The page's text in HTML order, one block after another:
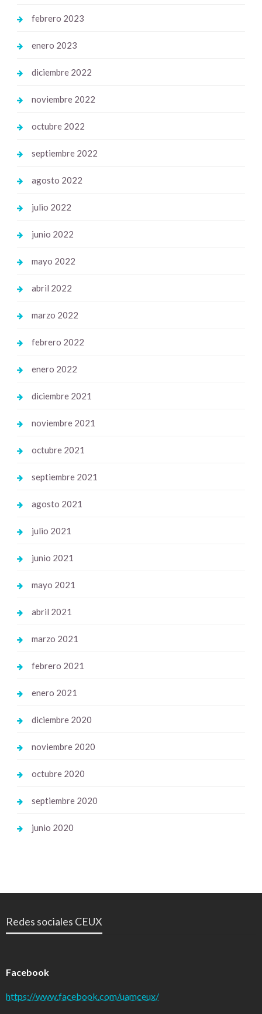
febrero 2023
enero 2023
diciembre 2022
noviembre 2022
octubre 2022
septiembre 2022
agosto 2022
julio 2022
junio 2022
mayo 2022
abril 2022
marzo 2022
febrero 2022
enero 2022
diciembre 2021
noviembre 2021
octubre 2021
septiembre 2021
agosto 2021
julio 2021
junio 2021
mayo 2021
abril 2021
marzo 2021
febrero 2021
enero 2021
diciembre 2020
noviembre 2020
octubre 2020
septiembre 2020
junio 2020
Redes sociales CEUX
Facebook
https://www.facebook.com/uamceux/